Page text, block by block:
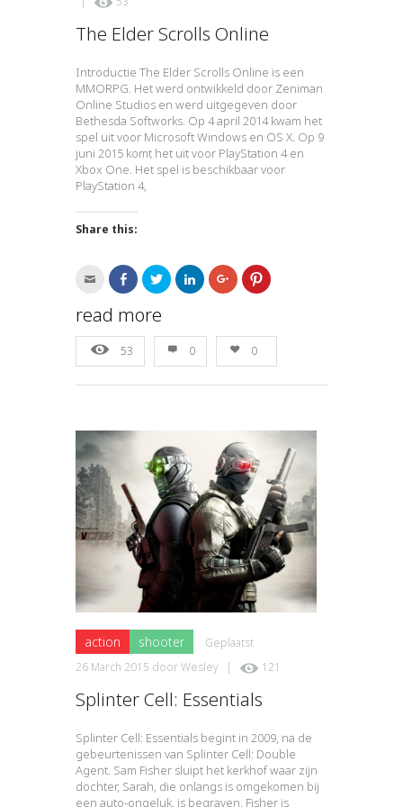
The Elder Scrolls Online
Introductie The Elder Scrolls Online is een
MMORPG. Het werd ontwikkeld door Zeniman
Online Studios en werd uitgegeven door
Bethesda Softworks. Op 4 april 2014 kwam het
spel uit voor Microsoft Windows en OS X. Op 9
juni 2015 komt het uit voor PlayStation 4 en
Xbox One. Het spel is beschikbaar voor
PlayStation 4,
Share this:
Click
email
this
to
friend
(Opens
in
window)
Click
to
share
on
Facebook
in
new
window)
Click
to
share
in
new
window)
Click
to
share
in
window)
Click
to
share
in
new
window)
Click
to
in
window)
read more
53 0 0
action shooter
Geplaatst
26 March 2015 doorWesley | 121
Splinter Cell: Essentials
Splinter Cell: Essentials begint in 2009, na de
gebeurtenissen van Splinter Cell: Double
Agent. Sam Fisher sluipt het kerkhof waar zijn
dochter, Sarah, die onlangs is omgekomen bij
een auto-ongeluk, is begraven. Fisher is